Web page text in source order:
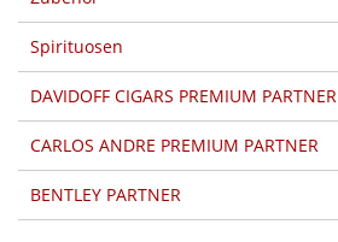
Spirituosen
DAVIDOFF CIGARS PREMIUM PARTNER
CARLOS ANDRE PREMIUM PARTNER
BENTLEY PARTNER